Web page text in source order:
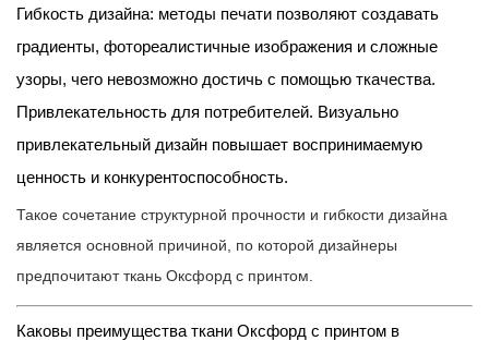
Гибкость дизайна: методы печати позволяют создавать
градиенты, фотореалистичные изображения и сложные
узоры, чего невозможно достичь с помощью ткачества.
Привлекательность для потребителей. Визуально
привлекательный дизайн повышает воспринимаемую
ценность и конкурентоспособность.
Такое сочетание структурной прочности и гибкости дизайна
является основной причиной, по которой дизайнеры
предпочитают ткань Оксфорд с принтом.
Каковы преимущества ткани Оксфорд с принтом в